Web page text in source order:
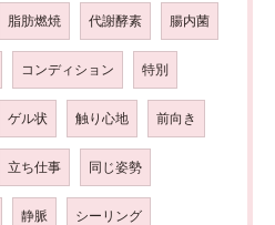
脂肪燃焼 代謝酵素 腸内菌
コンディション 特別
ゲル状 触り心地 前向き
立ち仕事 同じ姿勢
静脈 シーリング